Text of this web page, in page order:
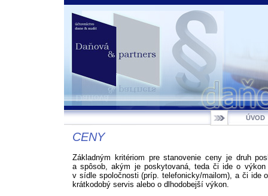
ÚVOD
CENY
Základným kritériom pre stanovenie ceny je druh
a spôsob, akým je poskytovaná, teda či ide o výkon
v sídle spoločnosti (príp. telefonicky/mailom), a či ide
krátkodobý servis alebo o dlhodobejší výkon.